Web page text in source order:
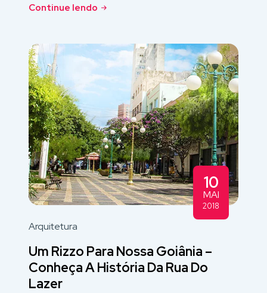
Continue lendo
10
MAI
2018
Arquitetura
Um Rizzo Para Nossa Goiânia –
Conheça A História Da Rua Do
Lazer